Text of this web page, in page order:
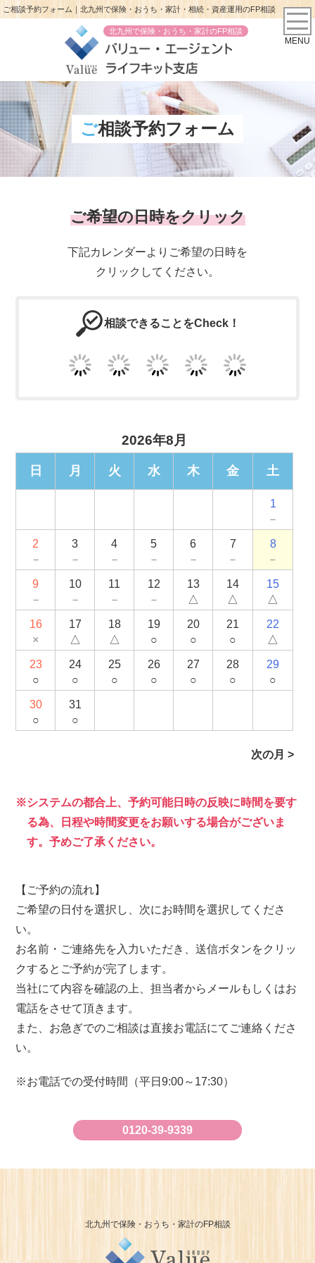
ご相談予約フォーム｜北九州で保険・おうち・家計・相続・資産運用のFP相談
北九州で保険・おうち・家計のFP相談
MENU
ご相談予約フォーム
ご希望の日時をクリック
下記カレンダーよりご希望の日時を
クリックしてください。
相談できることをCheck！
2026年8月
日 月 火 水 木 金 土
1
－
2
－
3
－
4
－
5
－
6
－
7
－
8
－
9
－
10
－
11
－
12
－
13
△
14
△
15
△
16
×
17
△
18
△
19
○
20
○
21
○
22
△
23
○
24
○
25
○
26
○
27
○
28
○
29
○
30
○
31
○
次の月 >
システムの都合上、予約可能日時の反映に時間を要す
る為、日程や時間変更をお願いする場合がございま
す。予めご了承ください。
【ご予約の流れ】
ご希望の日付を選択し、次にお時間を選択してくださ
い。
お名前・ご連絡先を入力いただき、送信ボタンをクリッ
クするとご予約が完了します。
当社にて内容を確認の上、担当者からメールもしくはお
電話をさせて頂きます。
また、お急ぎでのご相談は直接お電話にてご連絡くださ
い。
お電話での受付時間（平日9:00～17:30）
0120-39-9339
北九州で保険・おうち・家計のFP相談